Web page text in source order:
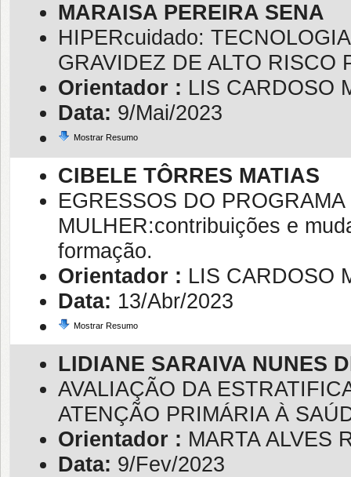
MARAISA PEREIRA SENA
HIPERcuidado:
GRAVIDEZ DE ALTO RISCO
Orientador : LIS CARDOSO
Data: 9/Mai/2023
Mostrar Resumo
CIBELE TÔRRES MATIAS
EGRESSOS DO
MULHER:contribuições e
formação.
Orientador : LIS CARDOSO
Data: 13/Abr/2023
Mostrar Resumo
LIDIANE SARAIVA NUNES
AVALIAÇÃO DA
ATENÇÃO PRIMÁRIA À
Orientador : MARTA ALVES
Data: 9/Fev/2023